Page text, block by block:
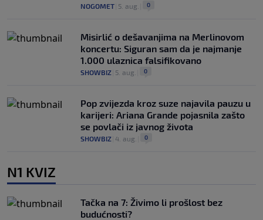
NOGOMET 5. aug. 0
Misirlić o dešavanjima na Merlinovom
koncertu: Siguran sam da je najmanje
1.000 ulaznica falsifikovano
SHOWBIZ 5. aug. 0
Pop zvijezda kroz suze najavila pauzu u
karijeri: Ariana Grande pojasnila zašto
se povlači iz javnog života
SHOWBIZ 4. aug. 0
N1 KVIZ
Tačka na 7: Živimo li prošlost bez
budućnosti?